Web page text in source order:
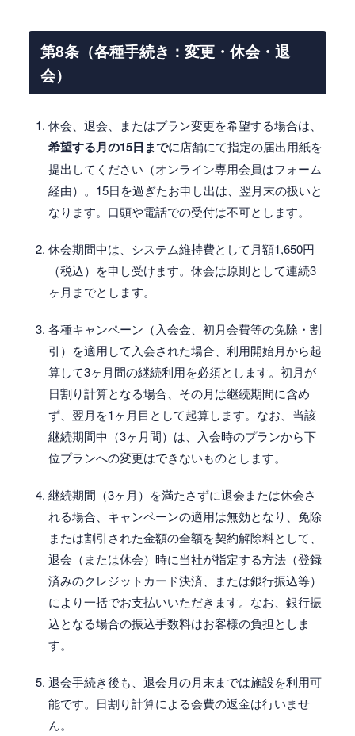
第8条（各種手続き：変更・休会・退
会）
休会、退会、またはプラン変更を希望する場合は、
希望する月の15日までに店舗にて指定の届出用紙を
提出してください（オンライン専用会員はフォーム
経由）。15日を過ぎたお申し出は、翌月末の扱いと
なります。口頭や電話での受付は不可とします。
休会期間中は、システム維持費として月額1,650円
（税込）を申し受けます。休会は原則として連続3
ヶ月までとします。
各種キャンペーン（入会金、初月会費等の免除・割
引）を適用して入会された場合、利用開始月から起
算して3ヶ月間の継続利用を必須とします。初月が
日割り計算となる場合、その月は継続期間に含め
ず、翌月を1ヶ月目として起算します。なお、当該
継続期間中（3ヶ月間）は、入会時のプランから下
位プランへの変更はできないものとします。
継続期間（3ヶ月）を満たさずに退会または休会さ
れる場合、キャンペーンの適用は無効となり、免除
または割引された金額の全額を契約解除料として、
退会（または休会）時に当社が指定する方法（登録
済みのクレジットカード決済、または銀行振込等）
により一括でお支払いいただきます。なお、銀行振
込となる場合の振込手数料はお客様の負担としま
す。
退会手続き後も、退会月の月末までは施設を利用可
能です。日割り計算による会費の返金は行いませ
ん。